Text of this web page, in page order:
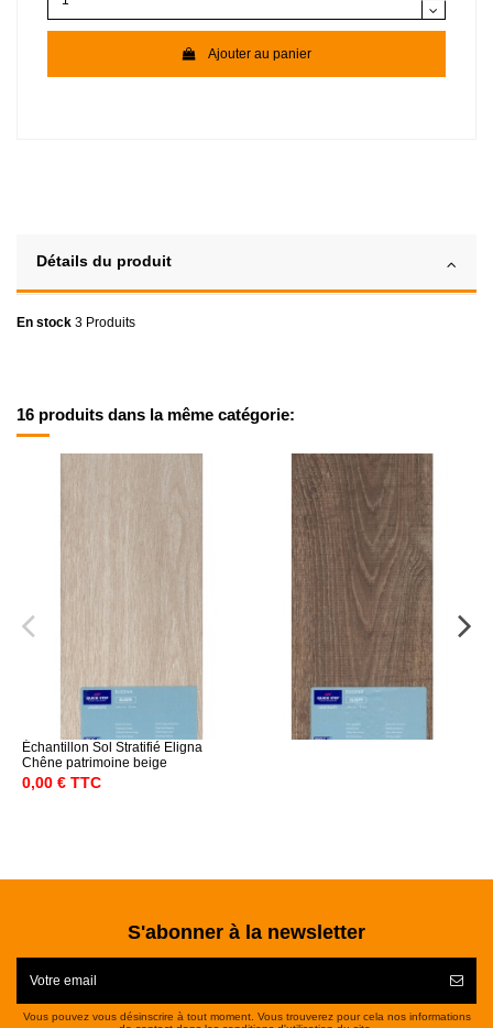
Ajouter au panier
Détails du produit
En stock 3 Produits
16 produits dans la même catégorie:
Échantillon Sol Stratifié Eligna
Chêne patrimoine beige
0,00 € TTC
S'abonner à la newsletter
Vous pouvez vous désinscrire à tout moment. Vous trouverez pour cela nos informations